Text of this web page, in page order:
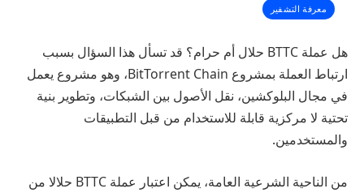
معرفة التشفير
هل عملة BTTC حلال أم حرام؟ قد تسأل هذا السؤال بسبب
ارتباط العملة بمشروع BitTorrent Chain، وهو مشروع يعمل
في مجال البلوكشين، نقل الأصول بين الشبكات، وتطوير بنية
تحتية لا مركزية قابلة للاستخدام من قبل التطبيقات
والمستخدمين.
من الناحية الشرعية العامة، يمكن اعتبار عملة BTTC حلالا من